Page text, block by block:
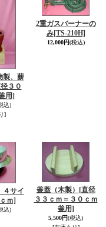
製、薪
３０
用]
込)
]
2重ガスバーナーの
み[TS-210H]
12,000円(税込)
サイ
ｍ]
込)
釜蓋（木製）
[直径
３３ｃｍ＝３０ｃｍ
釜用]
5,500円(税込)